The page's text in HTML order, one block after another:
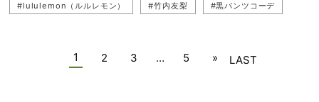
#lululemon（ルルレモン） #竹内友梨 #黒パンツコーデ
#UNFILO（アンフィーロ） #Mila Owen（ミラ オーウェン）
1 2 3 … 5 » LAST